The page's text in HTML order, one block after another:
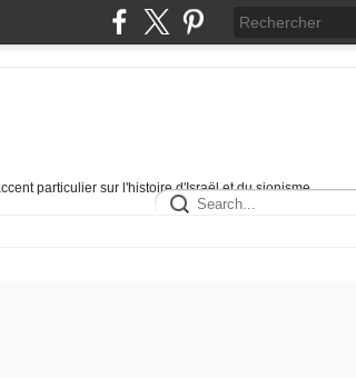
particulier sur l'histoire d'Israël et du sionisme.